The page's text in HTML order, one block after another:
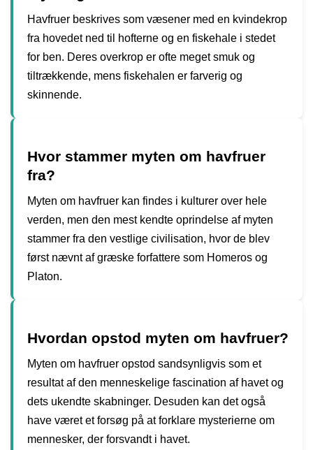
Havfruer beskrives som væsener med en kvindekrop
fra hovedet ned til hofterne og en fiskehale i stedet
for ben. Deres overkrop er ofte meget smuk og
tiltrækkende, mens fiskehalen er farverig og
skinnende.
Hvor stammer myten om havfruer
fra?
Myten om havfruer kan findes i kulturer over hele
verden, men den mest kendte oprindelse af myten
stammer fra den vestlige civilisation, hvor de blev
først nævnt af græske forfattere som Homeros og
Platon.
Hvordan opstod myten om havfruer?
Myten om havfruer opstod sandsynligvis som et
resultat af den menneskelige fascination af havet og
dets ukendte skabninger. Desuden kan det også
have været et forsøg på at forklare mysterierne om
mennesker, der forsvandt i havet.